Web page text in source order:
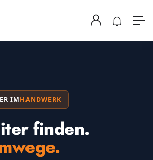
IMHANDWERK
finden.